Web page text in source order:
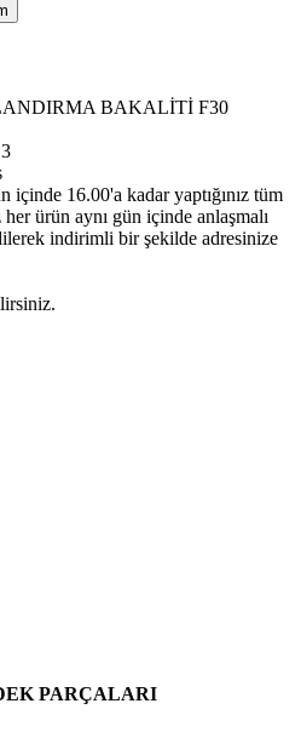
BAKALİTİ F30
içinde 16.00'a kadar yaptığınız tüm
her ürün aynı gün içinde anlaşmalı
indirimli bir şekilde adresinize
PARÇALARI